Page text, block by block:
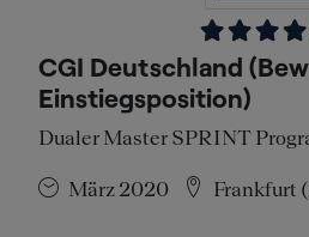
CGI Deutschland
Einstiegsposition)
Dualer Master SPRINT
März 2020 Frankfurt